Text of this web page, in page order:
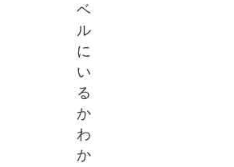
ベ
ル
に
い
る
か
わ
か